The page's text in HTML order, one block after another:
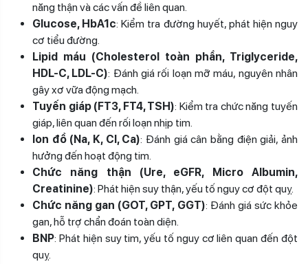
năng thận và các vấn đề liên quan.
Glucose, HbA1c: Kiểm tra đường huyết, phát hiện nguy
cơ tiểu đường.
Lipid máu (Cholesterol toàn phần, Triglyceride,
HDL-C, LDL-C): Đánh giá rối loạn mỡ máu, nguyên nhân
gây xơ vữa động mạch.
Tuyến giáp (FT3, FT4, TSH): Kiểm tra chức năng tuyến
giáp, liên quan đến rối loạn nhịp tim.
Ion đồ (Na, K, Cl, Ca): Đánh giá cân bằng điện giải, ảnh
hưởng đến hoạt động tim.
Chức năng thận (Ure, eGFR, Micro Albumin,
Creatinine): Phát hiện suy thận, yếu tố nguy cơ đột quỵ.
Chức năng gan (GOT, GPT, GGT): Đánh giá sức khỏe
gan, hỗ trợ chẩn đoán toàn diện.
BNP: Phát hiện suy tim, yếu tố nguy cơ liên quan đến đột
quỵ.